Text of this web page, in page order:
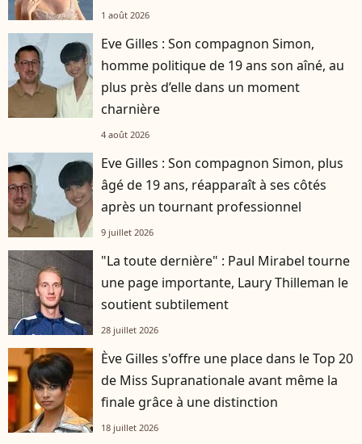
1 août 2026
Eve Gilles : Son compagnon Simon,
homme politique de 19 ans son aîné, au
plus près d’elle dans un moment
charnière
4 août 2026
Eve Gilles : Son compagnon Simon, plus
âgé de 19 ans, réapparaît à ses côtés
après un tournant professionnel
9 juillet 2026
"La toute dernière" : Paul Mirabel tourne
une page importante, Laury Thilleman le
soutient subtilement
28 juillet 2026
Ève Gilles s'offre une place dans le Top 20
de Miss Supranationale avant même la
finale grâce à une distinction
18 juillet 2026